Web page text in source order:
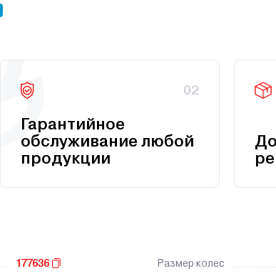
02
Гарантийное
обслуживание любой
продукции
177636
Размер колес